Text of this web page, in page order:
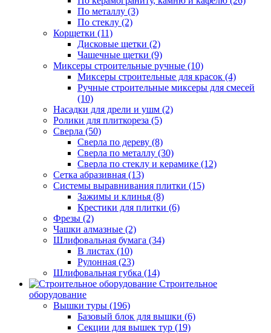
По металлу (3)
По стеклу (2)
Корщетки (11)
Дисковые щетки (2)
Чашечные щетки (9)
Миксеры строительные ручные (10)
Миксеры строительные для красок (4)
Ручные строительные миксеры для смесей
(10)
Насадки для дрели и ушм (2)
Ролики для плиткореза (5)
Сверла (50)
Сверла по дереву (8)
Сверла по металлу (30)
Сверла по стеклу и керамике (12)
Сетка абразивная (13)
Системы выравнивания плитки (15)
Зажимы и клинья (8)
Крестики для плитки (6)
Фрезы (2)
Чашки алмазные (2)
Шлифовальная бумага (34)
В листах (10)
Рулонная (23)
Шлифовальная губка (14)
Строительное
оборудование
Вышки туры (196)
Базовый блок для вышки (6)
Секции для вышек тур (19)